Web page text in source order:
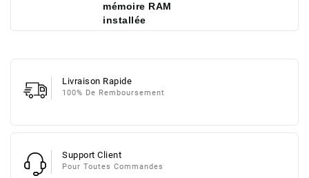
mémoire RAM
installée
Livraison Rapide
100% De Remboursement
Support Client
Pour Toutes Commandes